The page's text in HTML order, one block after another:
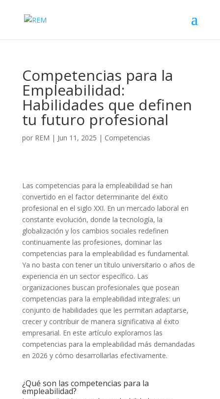
Competencias para la
Empleabilidad:
Habilidades que definen
tu futuro profesional
por REM | Jun 11, 2025 | Competencias
Las competencias para la empleabilidad se han
convertido en el factor determinante del éxito
profesional en el siglo XXI. En un mercado laboral en
constante evolución, donde la tecnología, la
globalización y los cambios sociales redefinen
continuamente las profesiones, dominar las
competencias para la empleabilidad es fundamental.
Ya no basta con tener un título universitario o años de
experiencia en un sector específico. Las
organizaciones buscan profesionales que posean
competencias para la empleabilidad integrales: un
conjunto de habilidades que les permitan adaptarse,
crecer y contribuir de manera significativa al éxito
empresarial. En este artículo exploramos las
competencias para la empleabilidad más demandadas
en 2026 y cómo desarrollarlas efectivamente.
¿Qué son las competencias para la
empleabilidad?